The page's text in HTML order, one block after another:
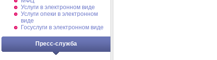
Услуги в электронном виде
Услуги опеки в электронном
виде
Госуслуги в электронном виде
Пресс-служба